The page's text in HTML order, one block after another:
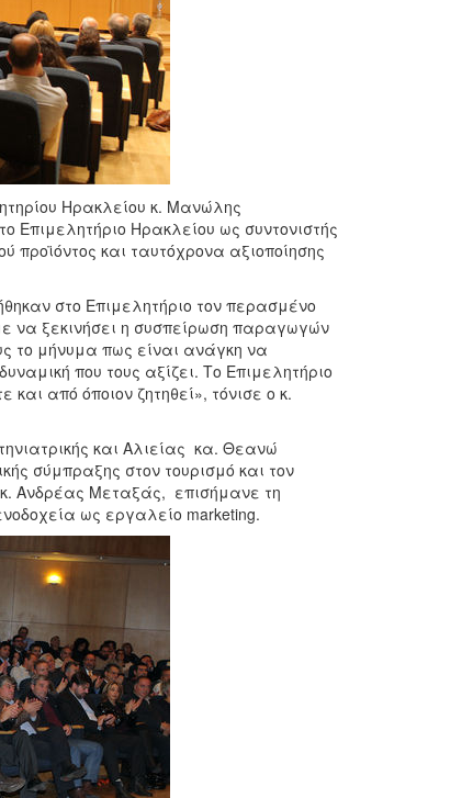
Ηρακλείου κ. Μανώλης
Επιμελητήριο Ηρακλείου ως συντονιστής
προϊόντος και ταυτόχρονα αξιοποίησης
στο Επιμελητήριο τον περασμένο
ξεκινήσει η συσπείρωση παραγωγών
το μήνυμα πως είναι ανάγκη να
που τους αξίζει. Το Επιμελητήριο
από όποιον ζητηθεί», τόνισε ο κ.
και Αλιείας κα. Θεανώ
σύμπραξης στον τουρισμό και τον
Ανδρέας Μεταξάς, επισήμανε τη
ως εργαλείο marketing.